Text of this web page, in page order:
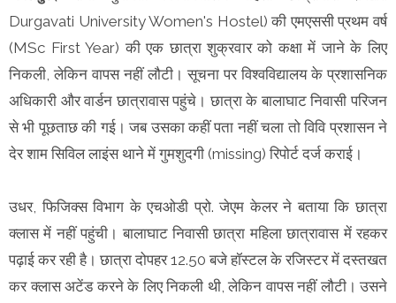
Durgavati University Women's Hostel) की एमएससी प्रथम वर्ष
(MSc First Year) की एक छात्रा शुक्रवार को कक्षा में जाने के लिए
निकली, लेकिन वापस नहीं लौटी। सूचना पर विश्वविद्यालय के प्रशासनिक
अधिकारी और वार्डन छात्रावास पहुंचे। छात्रा के बालाघाट निवासी परिजन
से भी पूछताछ की गई। जब उसका कहीं पता नहीं चला तो विवि प्रशासन ने
देर शाम सिविल लाइंस थाने में गुमशुदगी (missing) रिपोर्ट दर्ज कराई।
उधर, फिजिक्स विभाग के एचओडी प्रो. जेएम केलर ने बताया कि छात्रा
क्लास में नहीं पहुंची। बालाघाट निवासी छात्रा महिला छात्रावास में रहकर
पढ़ाई कर रही है। छात्रा दोपहर 12.50 बजे हॉस्टल के रजिस्टर में दस्तखत
कर क्लास अटेंड करने के लिए निकली थी, लेकिन वापस नहीं लौटी। उसने